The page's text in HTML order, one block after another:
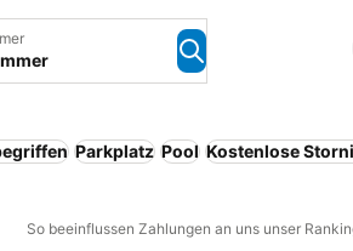
Parkplatz Pool Kostenlose
So beeinflussen Zahlungen an uns unser